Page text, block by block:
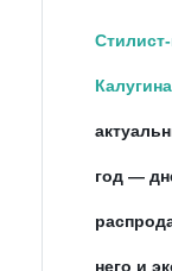
Калугина
год —
него и